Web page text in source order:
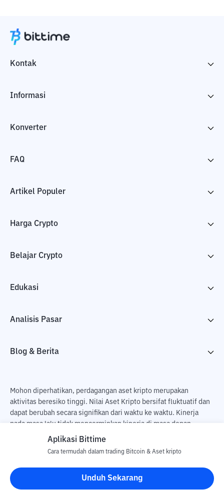
Kontak
Informasi
Konverter
FAQ
Artikel Populer
Harga Crypto
Belajar Crypto
Edukasi
Analisis Pasar
Blog & Berita
Mohon diperhatikan, perdagangan aset kripto merupakan
aktivitas beresiko tinggi. Nilai Aset Kripto bersifat fluktuatif dan
dapat berubah secara signifikan dari waktu ke waktu. Kinerja
pada masa lalu tidak mencerminkan kinerja di masa depan.
Terdapat risiko kehilangan sebagai dampak dari membeli dan
pengguna. PT Utama Aset Digital Indonesia (Bittime) tidak
bertanggung jawab atas perubahan fluktuasi dari nilai tukar Aset
Kripto.
Aplikasi Bittime
Cara termudah dalam trading Bitcoin & Aset kripto
Unduh Sekarang